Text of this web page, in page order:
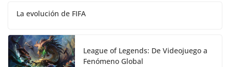
La evolución de FIFA
League of Legends: De Videojuego a
Fenómeno Global